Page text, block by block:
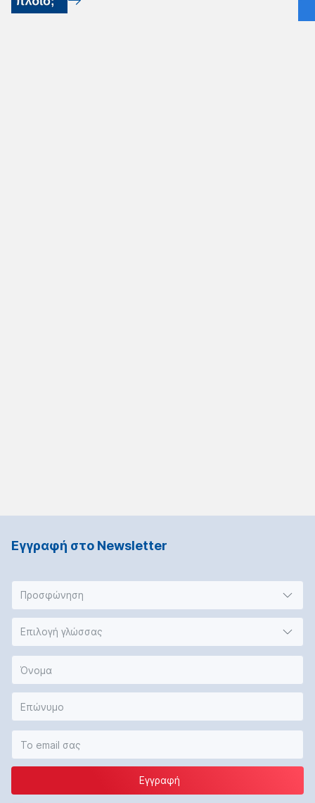
Εγγραφή στο Νewsletter
Προσφώνηση
Επιλογή γλώσσας
Εγγραφή